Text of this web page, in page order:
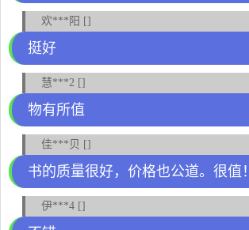
欢***阳 []
挺好
慧***2 []
物有所值
佳***贝 []
书的质量很好，价格也公道。很值！
伊***4 []